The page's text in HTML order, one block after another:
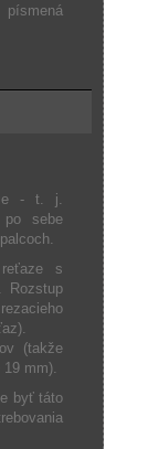
- t. j.
po sebe
s
Rozstup
(takže
mm).
byť táto